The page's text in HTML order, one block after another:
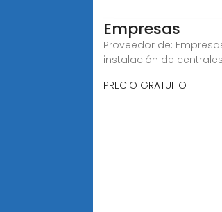
Empresas
Proveedor de:
instalación de
PRECIO GRATUITO